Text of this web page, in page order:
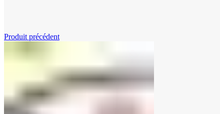
Produit précédent